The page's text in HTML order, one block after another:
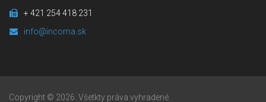
+ 421 254 418 231
info@incoma.sk
Copyright © 2026. Všetkty práva vyhradené.